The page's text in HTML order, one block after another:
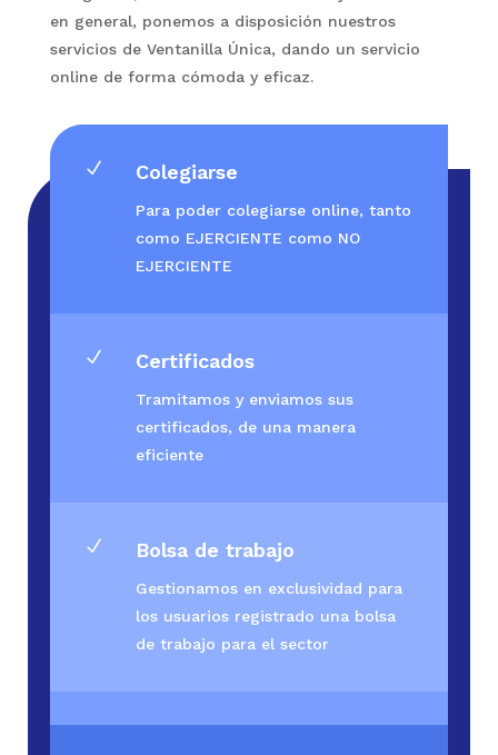
en general, ponemos a disposición nuestros
servicios de Ventanilla Única, dando un servicio
online de forma cómoda y eficaz.
N Colegiarse
Para poder colegiarse online, tanto
como EJERCIENTE como NO
EJERCIENTE
N Certificados
Tramitamos y enviamos sus
certificados, de una manera
eficiente
N Bolsa de trabajo
Gestionamos en exclusividad para
los usuarios registrado una bolsa
de trabajo para el sector